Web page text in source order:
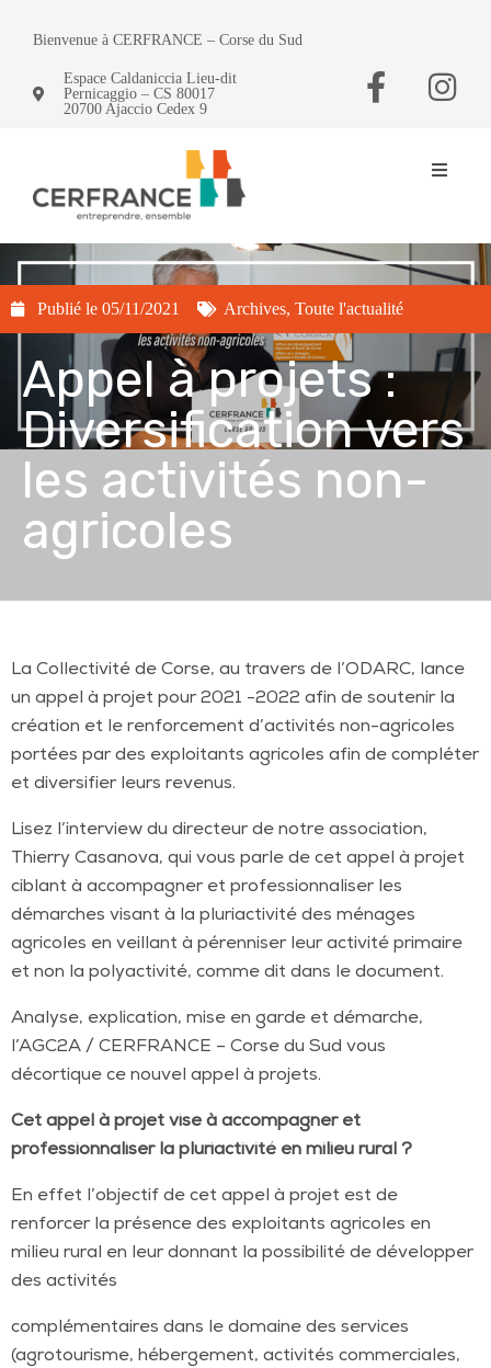
Bienvenue à CERFRANCE – Corse du Sud
Espace Caldaniccia Lieu-dit
Pernicaggio – CS 80017
20700 Ajaccio Cedex 9
Publié le 05/11/2021 Archives, Toute l'actualité
Appel à projets :
Diversification vers
les activités non-
agricoles
La Collectivité de Corse, au travers de l’ODARC, lance
un appel à projet pour 2021 -2022 afin de soutenir la
création et le renforcement d’activités non-agricoles
portées par des exploitants agricoles afin de compléter
et diversifier leurs revenus.
Lisez l’interview du directeur de notre association,
Thierry Casanova, qui vous parle de cet appel à projet
ciblant à accompagner et professionnaliser les
démarches visant à la pluriactivité des ménages
agricoles en veillant à pérenniser leur activité primaire
et non la polyactivité, comme dit dans le document.
Analyse, explication, mise en garde et démarche,
l’AGC2A / CERFRANCE – Corse du Sud vous
décortique ce nouvel appel à projets.
Cet appel à projet vise à accompagner et
professionnaliser la pluriactivité en milieu rural ?
En effet l’objectif de cet appel à projet est de
renforcer la présence des exploitants agricoles en
milieu rural en leur donnant la possibilité de développer
des activités
complémentaires dans le domaine des services
(agrotourisme, hébergement, activités commerciales,